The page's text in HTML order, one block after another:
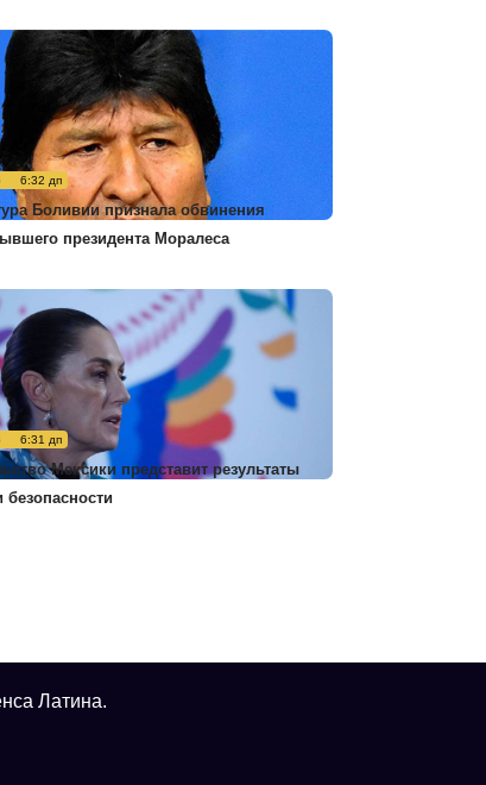
6:32 дп
Боливии признала обвинения
президента Моралеса
6:31 дп
Мексики представит результаты
безопасности
Латина.